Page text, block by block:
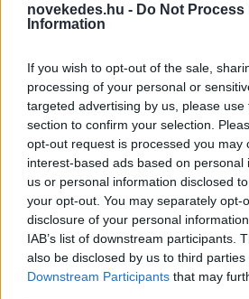
novekedes.hu - Do Not Process
Information
If you wish to opt-out of the sale,
processing of your personal or
targeted advertising by us, please
section to confirm your selection.
opt-out request is processed you may
interest-based ads based on personal
us or personal information disclosed
your opt-out. You may separately opt-
disclosure of your personal
IAB’s list of downstream participants.
also be disclosed by us to third parties
Downstream Participants that may
Mi lett Alain Delon
csavar a sztoriban
HÍREK 2026. júl. 19.